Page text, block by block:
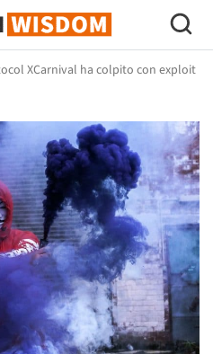
Bitcoin
XCarnival ha colpito con exploit